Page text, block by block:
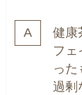
健康
フェ
った
過剰